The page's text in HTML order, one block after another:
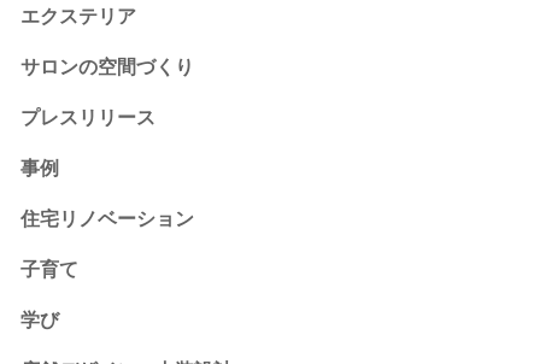
エクステリア
サロンの空間づくり
プレスリリース
事例
住宅リノベーション
子育て
学び